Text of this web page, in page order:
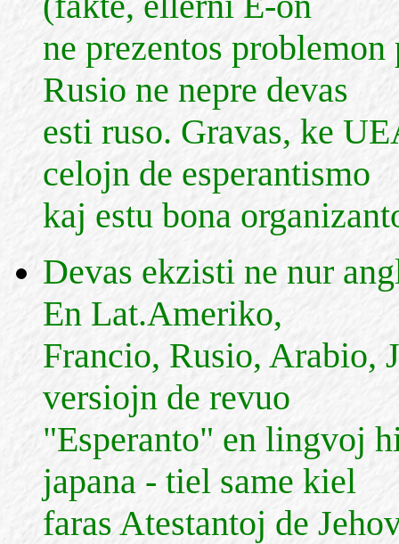
ne prezentos
Rusio ne nepre devas
esti ruso. Gravas, ke
celojn de esperantismo
kaj estu bona
Devas ekzisti ne nur
En Lat.Ameriko,
Francio, Rusio, Arabio,
versiojn de revuo
"Esperanto" en lingvoj
japana - tiel same kiel
faras Atestantoj de